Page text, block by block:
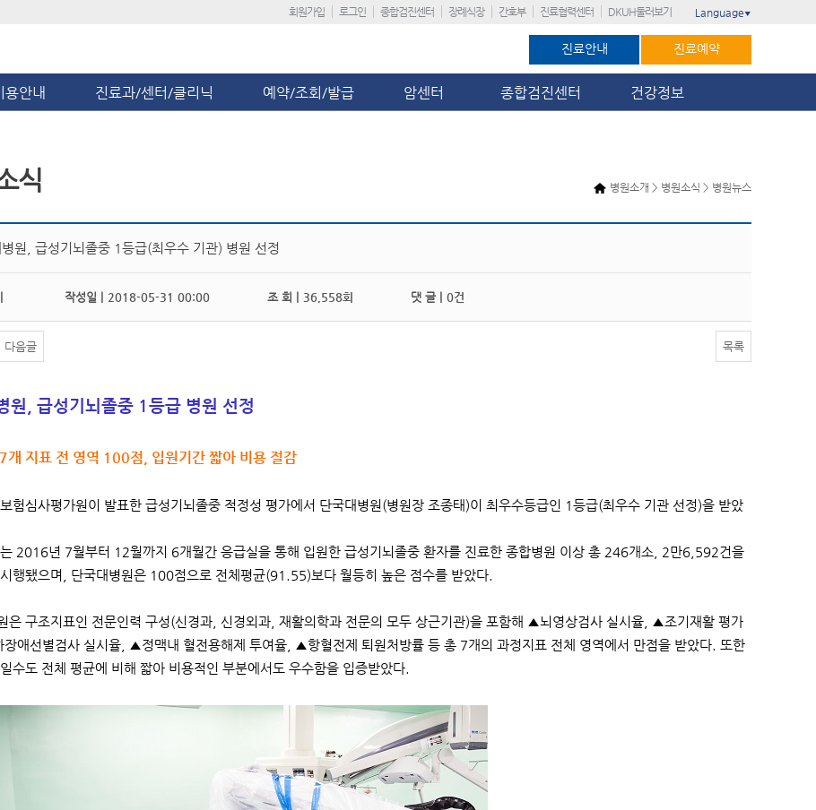
회원가입 로그인 종합검진센터 장례식장 간호부 진료협력센터 DKUH둘러보기 Language ▼
진료안내 진료예약
용안내 진료과/센터/클리닉 예약/조회/발급 암센터 종합검진센터 건강정보
병원소개 > 병원소식 > 병원뉴스
식
원, 급성기뇌졸중 1등급(최우수 기관) 병원 선정
작성일 | 2018-05-31 00:00 조 회 | 36,558회 댓 글 | 0건
다음글 목록
원, 급성기뇌졸중 1등급 병원 선정
개 지표 전 영역 100점, 입원기간 짧아 비용 절감
험심사평가원이 발표한 급성기뇌졸중 적정성 평가에서 단국대병원(병원장 조종태)이 최우수등급인 1등급(최우수 기관 선정)을 받았
2016년 7월부터 12월까지 6개월간 응급실을 통해 입원한 급성기뇌졸중 환자를 진료한 종합병원 이상 총 246개소, 2만6,592건을
행됐으며, 단국대병원은 100점으로 전체평균(91.55)보다 월등히 높은 점수를 받았다.
은 구조지표인 전문인력 구성(신경과, 신경외과, 재활의학과 전문의 모두 상근기관)을 포함해 ▲뇌영상검사 실시율, ▲조기재활 평가
애선별검사 실시율, ▲정맥내 혈전용해제 투여율, ▲항혈전제 퇴원처방률 등 총 7개의 과정지표 전체 영역에서 만점을 받았다. 또한
수도 전체 평균에 비해 짧아 비용적인 부분에서도 우수함을 입증받았다.